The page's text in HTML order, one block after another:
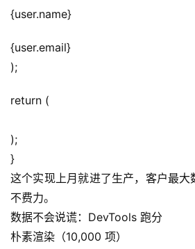
{user.name}
{user.email}
);
return (
);
}
这个实现上月就进了生产，客户最
不费力。
数据不会说谎：DevTools 跑分
朴素渲染（10,000 项）